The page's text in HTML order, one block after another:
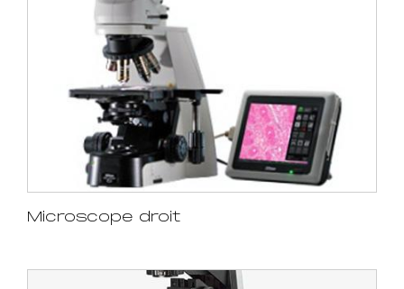
Microscope droit